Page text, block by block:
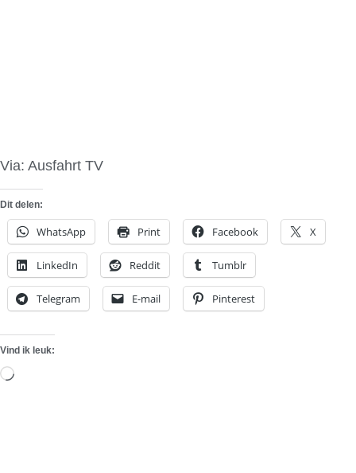
Via: Ausfahrt TV
Dit delen:
WhatsApp Print Facebook X
LinkedIn Reddit Tumblr
Telegram E-mail Pinterest
Vind ik leuk:
Aan